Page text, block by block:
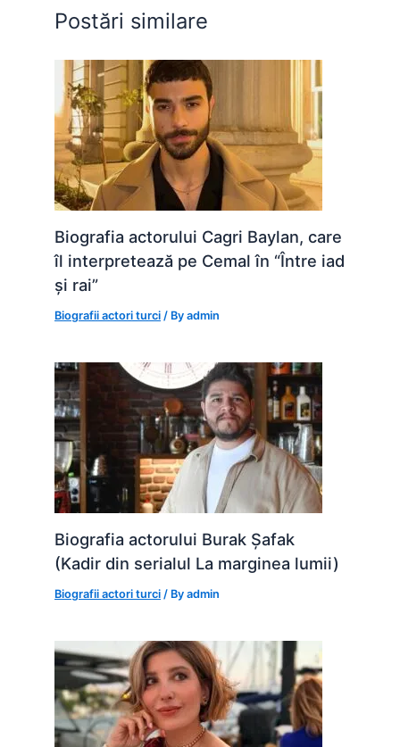
o
k
p g
er
Postări similare
Biografia actorului Cagri Baylan, care
îl interpretează pe Cemal în “Între iad
și rai”
Biografii actori turci / Byadmin
Biografia actorului Burak Șafak
(Kadir din serialul La marginea lumii)
Biografii actori turci / Byadmin